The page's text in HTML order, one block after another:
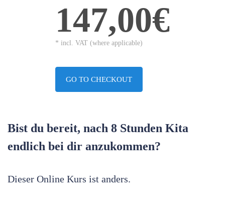
147,00€
* incl. VAT (where applicable)
GO TO CHECKOUT
Bist du bereit, nach 8 Stunden Kita
endlich bei dir anzukommen?
Dieser Online Kurs ist anders.